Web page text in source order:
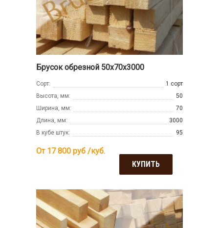
Брусок обрезной 50х70х3000
Сорт:
1 сорт
Высота, мм:
50
Ширина, мм:
70
Длина, мм:
3000
В кубе штук:
95
От 17 800 руб /куб.
КУПИТЬ